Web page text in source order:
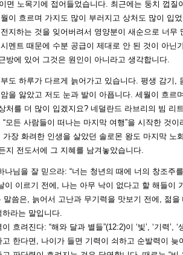
면 노목기에 접어들었습니다. 최근에는 둥치 껍질
이 흐르며 가지도 많이 부러지고 상처도 많이 입
지하는 것을 잊어버려서 영양분이 새순으로 너무
멘트 때문에 수분 공급이 제대로 안 된 것이 아닌
방에 있어 그것은 원인이 아니라고 생각합니다.
도 하루가 다르게 늙어가고 있습니다. 평생 감기,
을 앓았고 저도 눈과 발이 아픕니다. 세월이 흐르
처를 더 많이 입겠지요? 네덜란드 라브리의 빔 리
모든 사람들이 떠나는 마지막 여행”을 시작한 것이
장 화려한 인생을 살았던 솔로몬 왕도 마지막 노
지 전도서에 그 지혜를 남겨놓았습니다.
나님을 잘 믿으라: “너는 청년의 때에 너의 창조주를
이 이르기 전에, 나는 아무 낙이 없다고 할 해들이
말씀은, 늙어서 고난과 무기력을 맛보기 전에, 젊을
라는 말입니다.
흐려진다: “해와 달과 별들”(12:2)이 ‘빛’, ‘기력’, ‘
고 한다면, 나이가 들면 기력이 쇠하고 순발력이 늦